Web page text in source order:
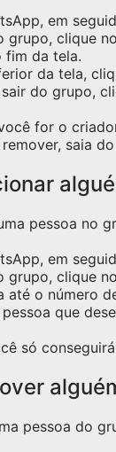
em
grupo, clique
fim da tela.
da tela,
do grupo,
for o
saia
pessoa no
em
grupo, clique
até o número
que
só
pessoa do